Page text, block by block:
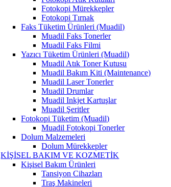
Fotokopi Mürekkepler
Fotokopi Tırnak
Faks Tüketim Ürünleri (Muadil)
Muadil Faks Tonerler
Muadil Faks Filmi
Yazıcı Tüketim Ürünleri (Muadil)
Muadil Atık Toner Kutusu
Muadil Bakım Kiti (Maintenance)
Muadil Laser Tonerler
Muadil Drumlar
Muadil Inkjet Kartuşlar
Muadil Şeritler
Fotokopi Tüketim (Muadil)
Muadil Fotokopi Tonerler
Dolum Malzemeleri
Dolum Mürekkepler
KİŞİSEL BAKIM VE KOZMETİK
Kişisel Bakım Ürünleri
Tansiyon Cihazları
Traş Makineleri